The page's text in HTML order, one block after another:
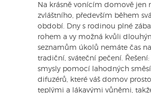
Na krásně vonícím domově jen
zvláštního, především během
období. Dny s rodinou plné
rohem a vy možná kvůli
seznamům úkolů nemáte čas
tradiční, sváteční pečení. Řešení:
smysly pomocí lahodných
difuzérů, které váš domov
teplými a lákavými vůněmi,